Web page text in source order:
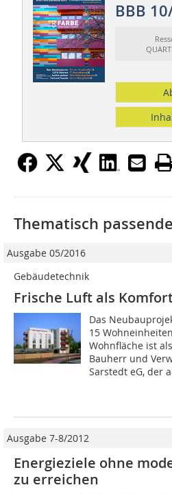
BBB
Thematisch
Ausgabe 05/2016
Gebäudetechnik
Frische Luft als
Das
15
Wohnfläche ist
Bauherr und
Sarstedt eG, der
Ausgabe 7-8/2012
Energieziele ohne
zu erreichen